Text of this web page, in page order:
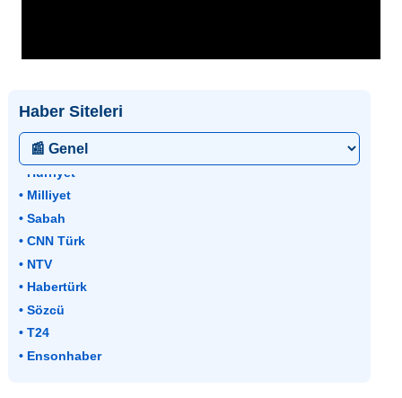
Haber Siteleri
• Hürriyet
• Milliyet
• Sabah
• CNN Türk
• NTV
• Habertürk
• Sözcü
• T24
• Ensonhaber